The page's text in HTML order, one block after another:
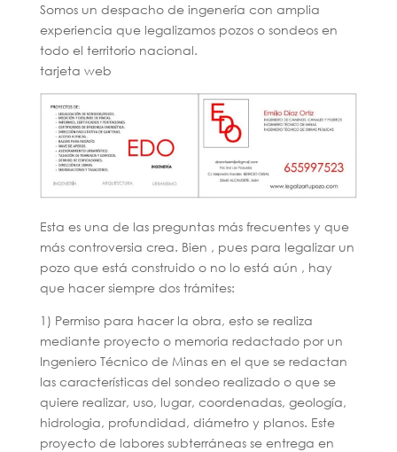
Somos un despacho de ingenería con amplia
experiencia que legalizamos pozos o sondeos en
todo el territorio nacional.
tarjeta web
Esta es una de las preguntas más frecuentes y que
más controversia crea. Bien , pues para legalizar un
pozo que está construido o no lo está aún , hay
que hacer siempre dos trámites:
1) Permiso para hacer la obra, esto se realiza
mediante proyecto o memoria redactado por un
Ingeniero Técnico de Minas en el que se redactan
las características del sondeo realizado o que se
quiere realizar, uso, lugar, coordenadas, geología,
hidrologia, profundidad, diámetro y planos. Este
proyecto de labores subterráneas se entrega en